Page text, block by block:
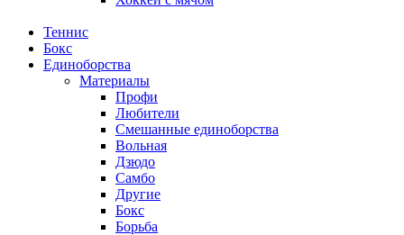
Теннис
Бокс
Единоборства
Материалы
Профи
Любители
Смешанные единоборства
Вольная
Дзюдо
Самбо
Другие
Бокс
Борьба